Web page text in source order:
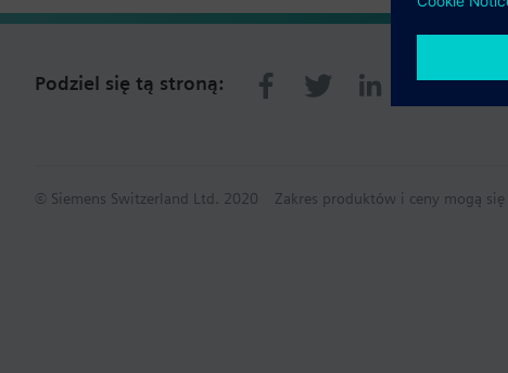
Podziel się tą stroną:
© Siemens Switzerland Ltd. 2020 Zakres produktów i ceny mogą